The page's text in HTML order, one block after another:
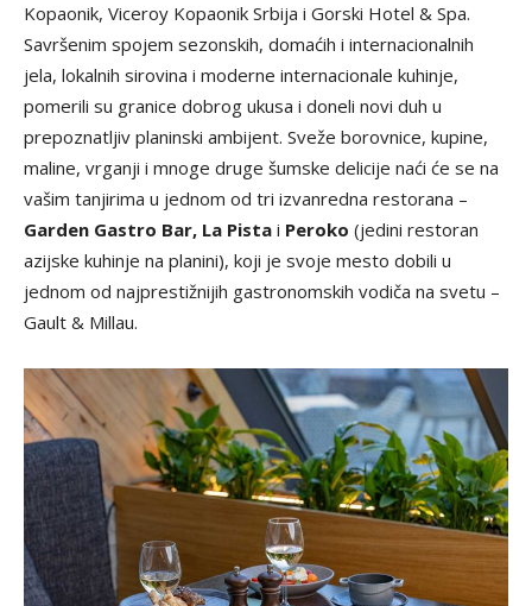
Kopaonik, Viceroy Kopaonik Srbija i Gorski Hotel & Spa.
Savršenim spojem sezonskih, domaćih i internacionalnih
jela, lokalnih sirovina i moderne internacionale kuhinje,
pomerili su granice dobrog ukusa i doneli novi duh u
prepoznatljiv planinski ambijent. Sveže borovnice, kupine,
maline, vrganji i mnoge druge šumske delicije naći će se na
vašim tanjirima u jednom od tri izvanredna restorana –
Garden Gastro Bar, La Pista i Peroko (jedini restoran
azijske kuhinje na planini), koji je svoje mesto dobili u
jednom od najprestižnijih gastronomskih vodiča na svetu –
Gault & Millau.